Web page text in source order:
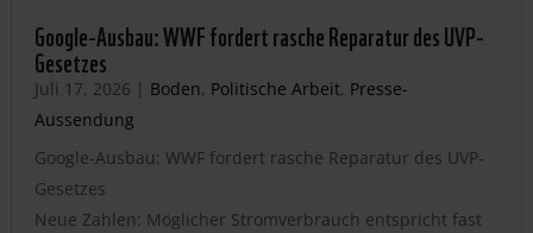
Google-Ausbau: WWF fordert rasche Reparatur des UVP-
Gesetzes
Juli 17, 2026 | Boden, Politische Arbeit, Presse-
Aussendung
Google-Ausbau: WWF fordert rasche Reparatur des UVP-
Gesetzes
Neue Zahlen: Möglicher Stromverbrauch entspricht fast